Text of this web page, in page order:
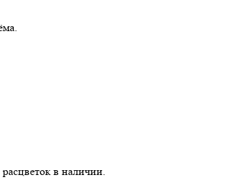
в наличии.